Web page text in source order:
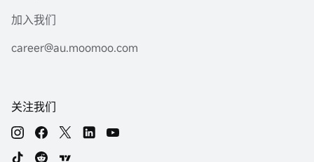
加入我们
career@au.moomoo.com
关注我们